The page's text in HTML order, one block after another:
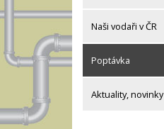
Naši vodaři v ČR
Poptávka
Aktuality, novinky